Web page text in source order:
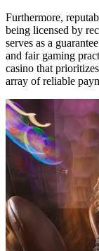
Furthermore,
being licensed by
serves as a
and fair gaming
casino that
array of reliable